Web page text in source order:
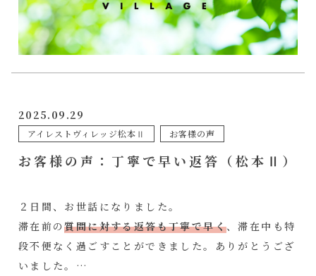
2025.09.29
アイレストヴィレッジ松本Ⅱ お客様の声
お客様の声：丁寧で早い返答（松本Ⅱ）
２日間、お世話になりました。
滞在前の質問に対する返答も丁寧で早く、滞在中も特
段不便なく過ごすことができました。ありがとうござ
いました。